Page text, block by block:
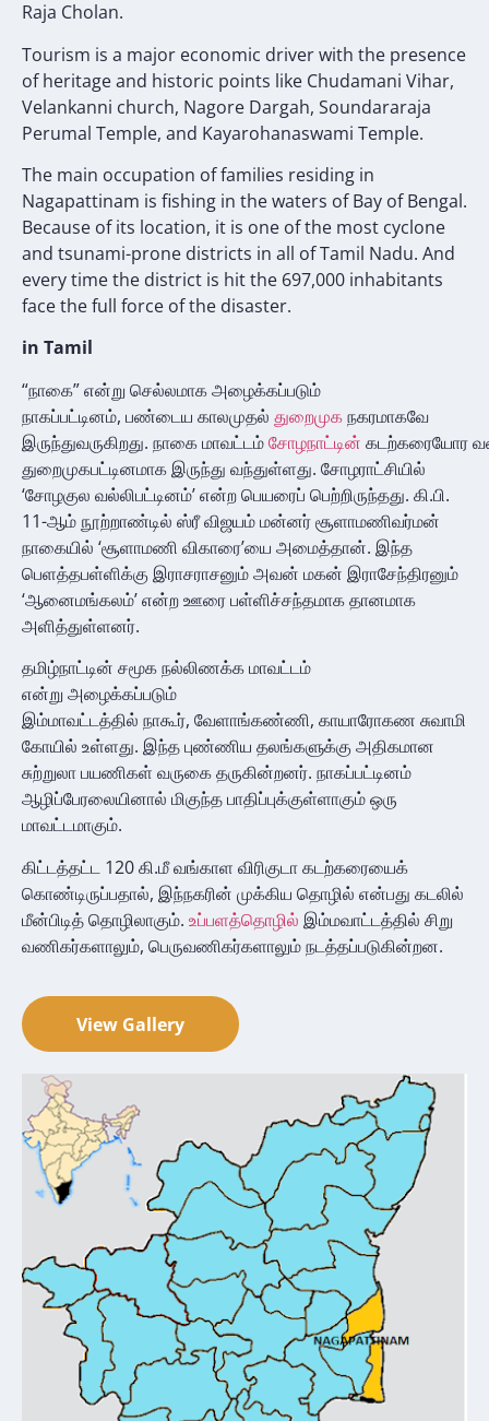
Raja Cholan.
Tourism is a major economic driver with the presence
of heritage and historic points like Chudamani Vihar,
Velankanni church, Nagore Dargah, Soundararaja
Perumal Temple, and Kayarohanaswami Temple.
The main occupation of families residing in
Nagapattinam is fishing in the waters of Bay of Bengal.
Because of its location, it is one of the most cyclone
and tsunami-prone districts in all of Tamil Nadu. And
every time the district is hit the 697,000 inhabitants
face the full force of the disaster.
in Tamil
“நாகை” என்று செல்லமாக அழைக்கப்படும்
நாகப்பட்டினம், பண்டைய காலமுதல் துறைமுகநகரமாகவே
இருந்துவருகிறது. நாகை மாவட்டம்சோழநாட்டின் கடற்கரையோர
துறைமுகபட்டினமாக இருந்து வந்துள்ளது. சோழராட்சியில்
‘சோழகுல வல்லிபட்டினம்’ என்ற பெயரைப் பெற்றிருந்தது. கி.பி.
11-ஆம் நூற்றாண்டில் ஸ்ரீ விஜயம் மன்னர் சூளாமணிவர்மன்
நாகையில் ‘சூளாமணி விகாரை’யை அமைத்தான். இந்த
பெளத்தபள்ளிக்கு இராசராசனும் அவன் மகன் இராசேந்திரனும்
‘ஆனைமங்கலம்’ என்ற ஊரை பள்ளிச்சந்தமாக தானமாக
அளித்துள்ளனர்.
தமிழ்நாட்டின் சமூக நல்லிணக்க மாவட்டம்
என்று அழைக்கப்படும்
இம்மாவட்டத்தில் நாகூர், வேளாங்கண்ணி, காயாரோகண சுவாமி
கோயில் உள்ளது. இந்த புண்ணிய தலங்களுக்கு அதிகமான
சுற்றுலா பயணிகள் வருகை தருகின்றனர். நாகப்பட்டினம்
ஆழிப்பேரலையினால் மிகுந்த பாதிப்புக்குள்ளாகும் ஒரு
மாவட்டமாகும்.
கிட்டத்தட்ட 120 கி.மீ வங்காள விரிகுடா கடற்கரையைக்
கொண்டிருப்பதால், இந்நகரின் முக்கிய தொழில் என்பது கடலில்
மீன்பிடித்தொழிலாகும். உப்பளத்தொழில் இம்மவாட்டத்தில் சிறு
வணிகர்களாலும், பெருவணிகர்களாலும் நடத்தப்படுகின்றன.
View Gallery